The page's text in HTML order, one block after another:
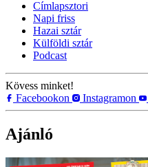
Címlapsztori
Napi friss
Hazai sztár
Külföldi sztár
Podcast
Kövess minket!
Facebookon
Instagramon
Ajánló